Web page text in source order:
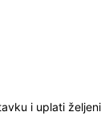
i uplati